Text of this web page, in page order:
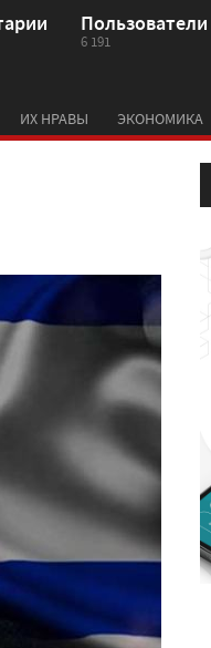
Пользователи
6 191
ИХ НРАВЫ ЭКОНОМИКА